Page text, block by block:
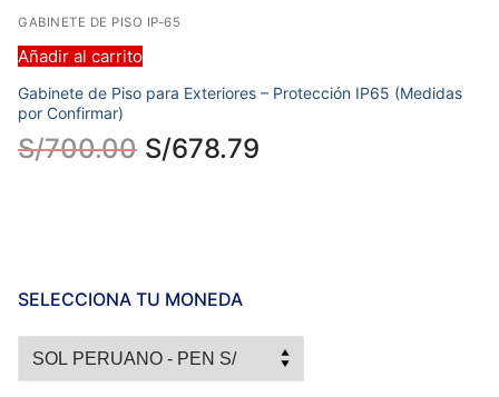
GABINETE DE PISO IP-65
Añadir al carrito
Gabinete de Piso para Exteriores – Protección IP65 (Medidas
por Confirmar)
S/700.00 S/678.79
SELECCIONA TU MONEDA